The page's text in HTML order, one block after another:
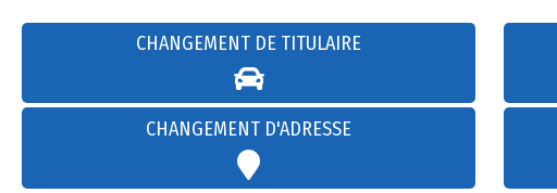
CHANGEMENT DE TITULAIRE
CHANGEMENT D'ADRESSE